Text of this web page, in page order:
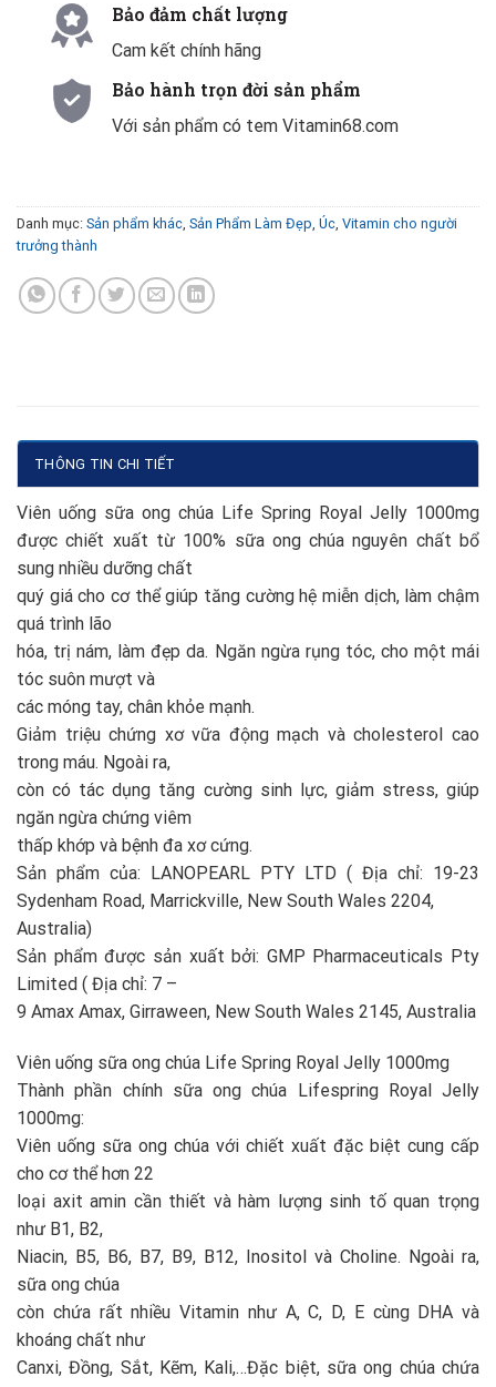
Bảo đảm chất lượng
Cam kết chính hãng
Bảo hành trọn đời sản phẩm
Với sản phẩm có tem Vitamin68.com
Danh mục: Sản phẩm khác, Sản Phẩm Làm Đẹp, Úc, Vitamin cho người
trưởng thành
THÔNG TIN CHI TIẾT
Viên uống sữa ong chúa Life Spring Royal Jelly 1000mg
được chiết xuất từ 100% sữa ong chúa nguyên chất bổ
sung nhiều dưỡng chất
quý giá cho cơ thể giúp tăng cường hệ miễn dịch, làm chậm
quá trình lão
hóa, trị nám, làm đẹp da. Ngăn ngừa rụng tóc, cho một mái
tóc suôn mượt và
các móng tay, chân khỏe mạnh.
Giảm triệu chứng xơ vữa động mạch và cholesterol cao
trong máu. Ngoài ra,
còn có tác dụng tăng cường sinh lực, giảm stress, giúp
ngăn ngừa chứng viêm
thấp khớp và bệnh đa xơ cứng.
Sản phẩm của: LANOPEARL PTY LTD ( Địa chỉ: 19-23
Sydenham Road, Marrickville, New South Wales 2204,
Australia)
Sản phẩm được sản xuất bởi: GMP Pharmaceuticals Pty
Limited ( Địa chỉ: 7 –
9 Amax Amax, Girraween, New South Wales 2145, Australia
Viên uống sữa ong chúa Life Spring Royal Jelly 1000mg
Thành phần chính sữa ong chúa Lifespring Royal Jelly
1000mg:
Viên uống sữa ong chúa với chiết xuất đặc biệt cung cấp
cho cơ thể hơn 22
loại axit amin cần thiết và hàm lượng sinh tố quan trọng
như B1, B2,
Niacin, B5, B6, B7, B9, B12, Inositol và Choline. Ngoài ra,
sữa ong chúa
còn chứa rất nhiều Vitamin như A, C, D, E cùng DHA và
khoáng chất như
Canxi, Đồng, Sắt, Kẽm, Kali,…Đặc biệt, sữa ong chúa chứa